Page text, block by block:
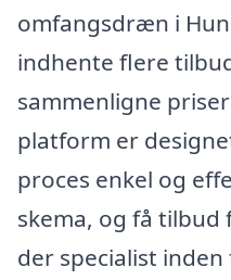
omfangsdræn i
indhente flere
sammenligne
platform er
proces enkel og
skema, og få tilbud
der specialist